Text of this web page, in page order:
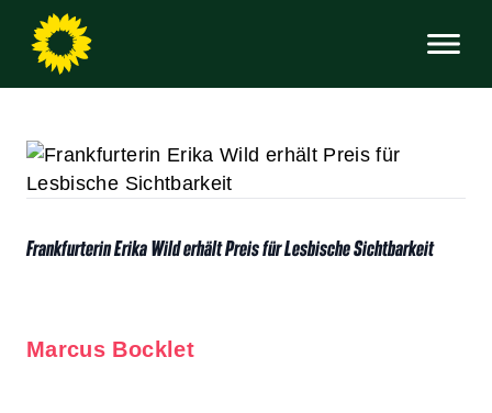
Frankfurterin Erika Wild erhält Preis für Lesbische Sichtbarkeit
Marcus Bocklet